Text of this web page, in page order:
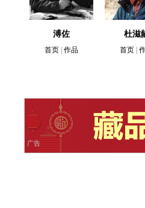
溥佐
首页 作品
杜滋
首页
广告